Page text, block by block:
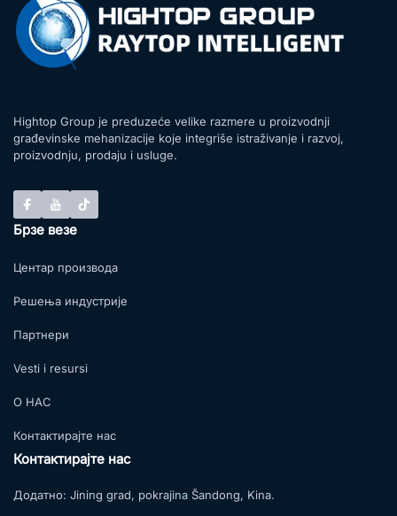
Hightop Group je preduzeće velike razmere u proizvodnji
građevinske mehanizacije koje integriše istraživanje i razvoj,
proizvodnju, prodaju i usluge.
Брзе везе
Центар производа
Решења индустрије
Партнери
Vesti i resursi
О НАС
Контактирајте нас
Контактирајте нас
Додатно: Jining grad, pokrajina Šandong, Kina.